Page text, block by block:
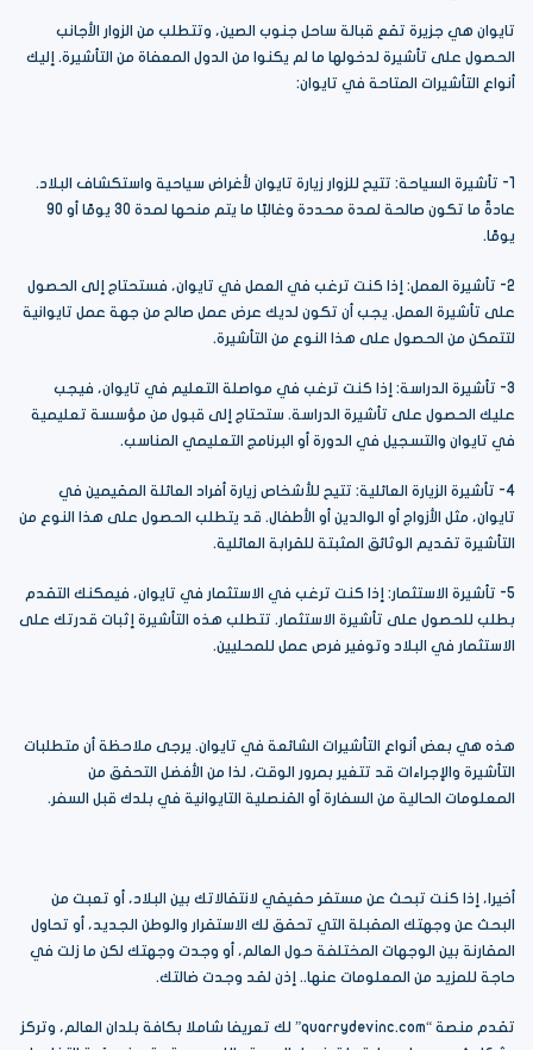
تايوان هي جزيرة تقع قبالة ساحل جنوب الصين، وتتطلب من الزوار الأجانب
الحصول على تأشيرة لدخولها ما لم يكنوا من الدول المعفاة من التأشيرة. إليك
أنواع التأشيرات المتاحة في تايوان:
1- تأشيرة السياحة: تتيح للزوار زيارة تايوان لأغراض سياحية واستكشاف البلاد.
عادةً ما تكون صالحة لمدة محددة وغالبًا ما يتم منحها لمدة 30 يومًا أو 90
يومًا.
2- تأشيرة العمل: إذا كنت ترغب في العمل في تايوان، فستحتاج إلى الحصول
على تأشيرة العمل. يجب أن تكون لديك عرض عمل صالح من جهة عمل تايوانية
لتتمكن من الحصول على هذا النوع من التأشيرة.
3- تأشيرة الدراسة: إذا كنت ترغب في مواصلة التعليم في تايوان، فيجب
عليك الحصول على تأشيرة الدراسة. ستحتاج إلى قبول من مؤسسة تعليمية
في تايوان والتسجيل في الدورة أو البرنامج التعليمي المناسب.
4- تأشيرة الزيارة العائلية: تتيح للأشخاص زيارة أفراد العائلة المقيمين في
تايوان، مثل الأزواج أو الوالدين أو الأطفال. قد يتطلب الحصول على هذا النوع من
التأشيرة تقديم الوثائق المثبتة للقرابة العائلية.
5- تأشيرة الاستثمار: إذا كنت ترغب في الاستثمار في تايوان، فيمكنك التقدم
بطلب للحصول على تأشيرة الاستثمار. تتطلب هذه التأشيرة إثبات قدرتك على
الاستثمار في البلاد وتوفير فرص عمل للمحليين.
هذه هي بعض أنواع التأشيرات الشائعة في تايوان. يرجى ملاحظة أن متطلبات
التأشيرة والإجراءات قد تتغير بمرور الوقت، لذا من الأفضل التحقق من
المعلومات الحالية من السفارة أو القنصلية التايوانية في بلدك قبل السفر.
أخيرا، إذا كنت تبحث عن مستقر حقيقي لانتقالاتك بين البلاد، أو تعبت من
البحث عن وجهتك المقبلة التي تحقق لك الاستقرار والوطن الجديد، أو تحاول
المقارنة بين الوجهات المختلفة حول العالم، أو وجدت وجهتك لكن ما زلت في
حاجة للمزيد من المعلومات عنها.. إذن لقد وجدت ضالتك.
تقدم منصة “quarrydevinc.com” لك تعريفا شاملا بكافة بلدان العالم، وتركز